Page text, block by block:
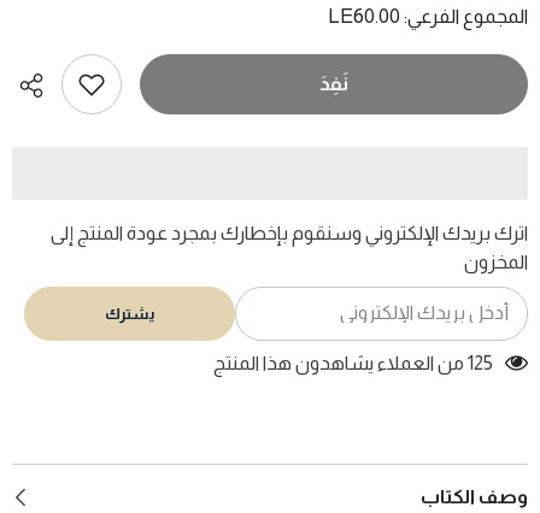
كلاسيكيات
أبو
كلاسيكيات
المصرية
أبو
المجموع الفرعي:LE60.00
نَفِدَ
اترك بريدك الإلكتروني وسنقوم بإخطارك بمجرد عودة المنتج إلى
المخزون
يشترك
125 من العملاء يشاهدون هذا المنتج
وصف الكتاب